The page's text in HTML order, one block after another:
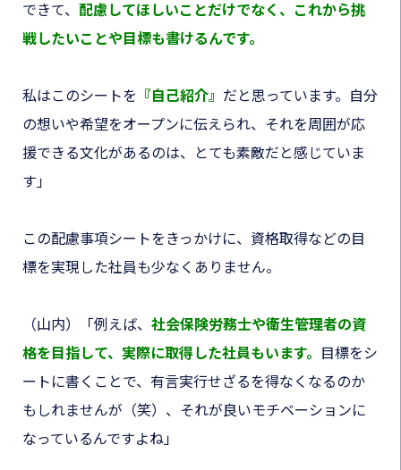
できて、 配慮してほしいことだけでなく、これから挑
戦したいことや目標も書けるんです。
私はこのシートを 『自己紹介』 だと思っています。自分
の想いや希望をオープンに伝えられ、それを周囲が応
援できる文化があるのは、とても素敵だと感じていま
す」
この配慮事項シートをきっかけに、資格取得などの目
標を実現した社員も少なくありません。
（山内）「例えば、 社会保険労務士や衛生管理者の資
格を目指して、実際に取得した社員もいます。
目標をシ
ートに書くことで、有言実行せざるを得なくなるのか
もしれませんが（笑）、それが良いモチベーションに
なっているんですよね」